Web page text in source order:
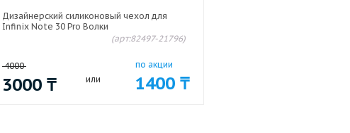
Дизайнерский силиконовый чехол для
Infinix Note 30 Pro Волки
(арт:82497-21796)
4000
3000 ₸ или
по акции
1400 ₸